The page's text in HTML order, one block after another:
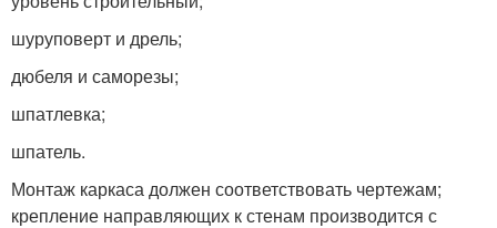
шуруповерт и дрель;
дюбеля и саморезы;
шпатлевка;
шпатель.
Монтаж каркаса должен соответствовать чертежам;
крепление направляющих к стенам производится с